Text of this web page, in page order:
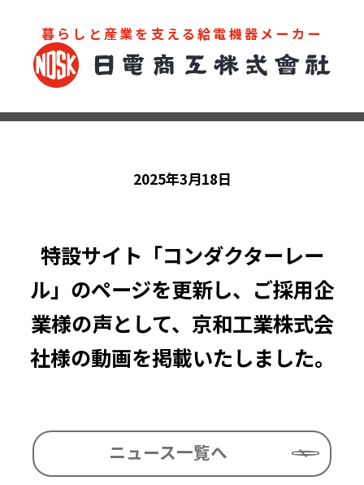
暮らしと産業を支える給電機器メーカー
お問い合わせ カタログ
2025年3月18日
特設サイト「コンダクターレー
ル」のページを更新し、ご採用企
業様の声として、京和工業株式会
社様の動画を掲載いたしました。
ニュース一覧へ